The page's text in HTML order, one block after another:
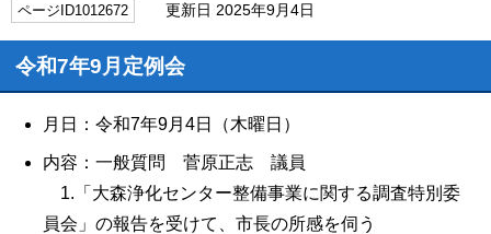
ページID1012672 更新日 2025年9月4日
令和7年9月定例会
月日：令和7年9月4日（木曜日）
内容：一般質問 菅原正志 議員
1.「大森浄化センター整備事業に関する調査特別委
員会」の報告を受けて、市長の所感を伺う